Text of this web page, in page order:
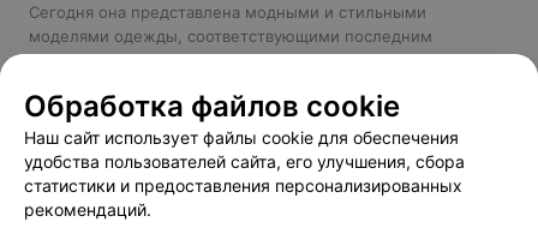
Сегодня она представлена модными и стильными
моделями одежды, соответствующими последним
актуальным тенденциям. Поэтому можно забыть о
покупать раньше.
Современная индустрия трудится над тем, чтобы все 9
месяцев женщина могла быть в привлекательном и
красивом образе. Уникальные выкройки позволяют
дизайнерам создавать комфортные и стильные вещи для
Обработка файлов cookie
Наш сайт использует файлы cookie для обеспечения
удобства пользователей сайта, его улучшения, сбора
статистики и предоставления персонализированных
рекомендаций.